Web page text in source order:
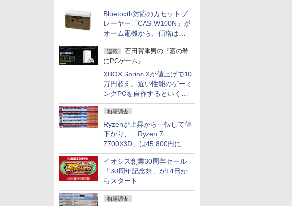
Bluetooth対応のカセットプ
レーヤー「CAS-W100N」が
オーム電機から、価格は
5,940円
連載
石田賀津男の『酒の肴
にPCゲーム』
XBOX Series Xが値上げで10
万円超え。近い性能のゲーミ
ングPCを自作するといくら
になる？
相場調査
Ryzenが上昇から一転して値
下がり、「Ryzen 7
7700X3D」は45,800円に急
落し「Ryzen 7 7800X3D」
との価格逆転解消 [8月前半の
CPU価格]
イオシス創業30周年セール
「30周年記念祭」が14日か
らスタート
相場調査